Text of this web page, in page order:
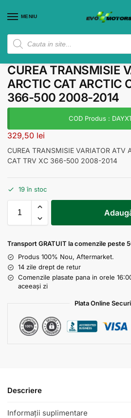
MENIU
CUREA TRANSMISIE
ARCTIC CAT ARCTIC
366-500 2008-2014
COD Produs :
329,50 lei
CUREA TRANSMISIE VARIATOR ATV
CAT TRV XC 366-500 2008-2014
19 în stoc
Transport GRATUIT la comenzile peste
Produs 100% Nou, Aftermarket.
14 zile drept de retur
Comenzile plasate pana in orele
aceeași zi
Plata Online
Descriere
Informații suplimentare